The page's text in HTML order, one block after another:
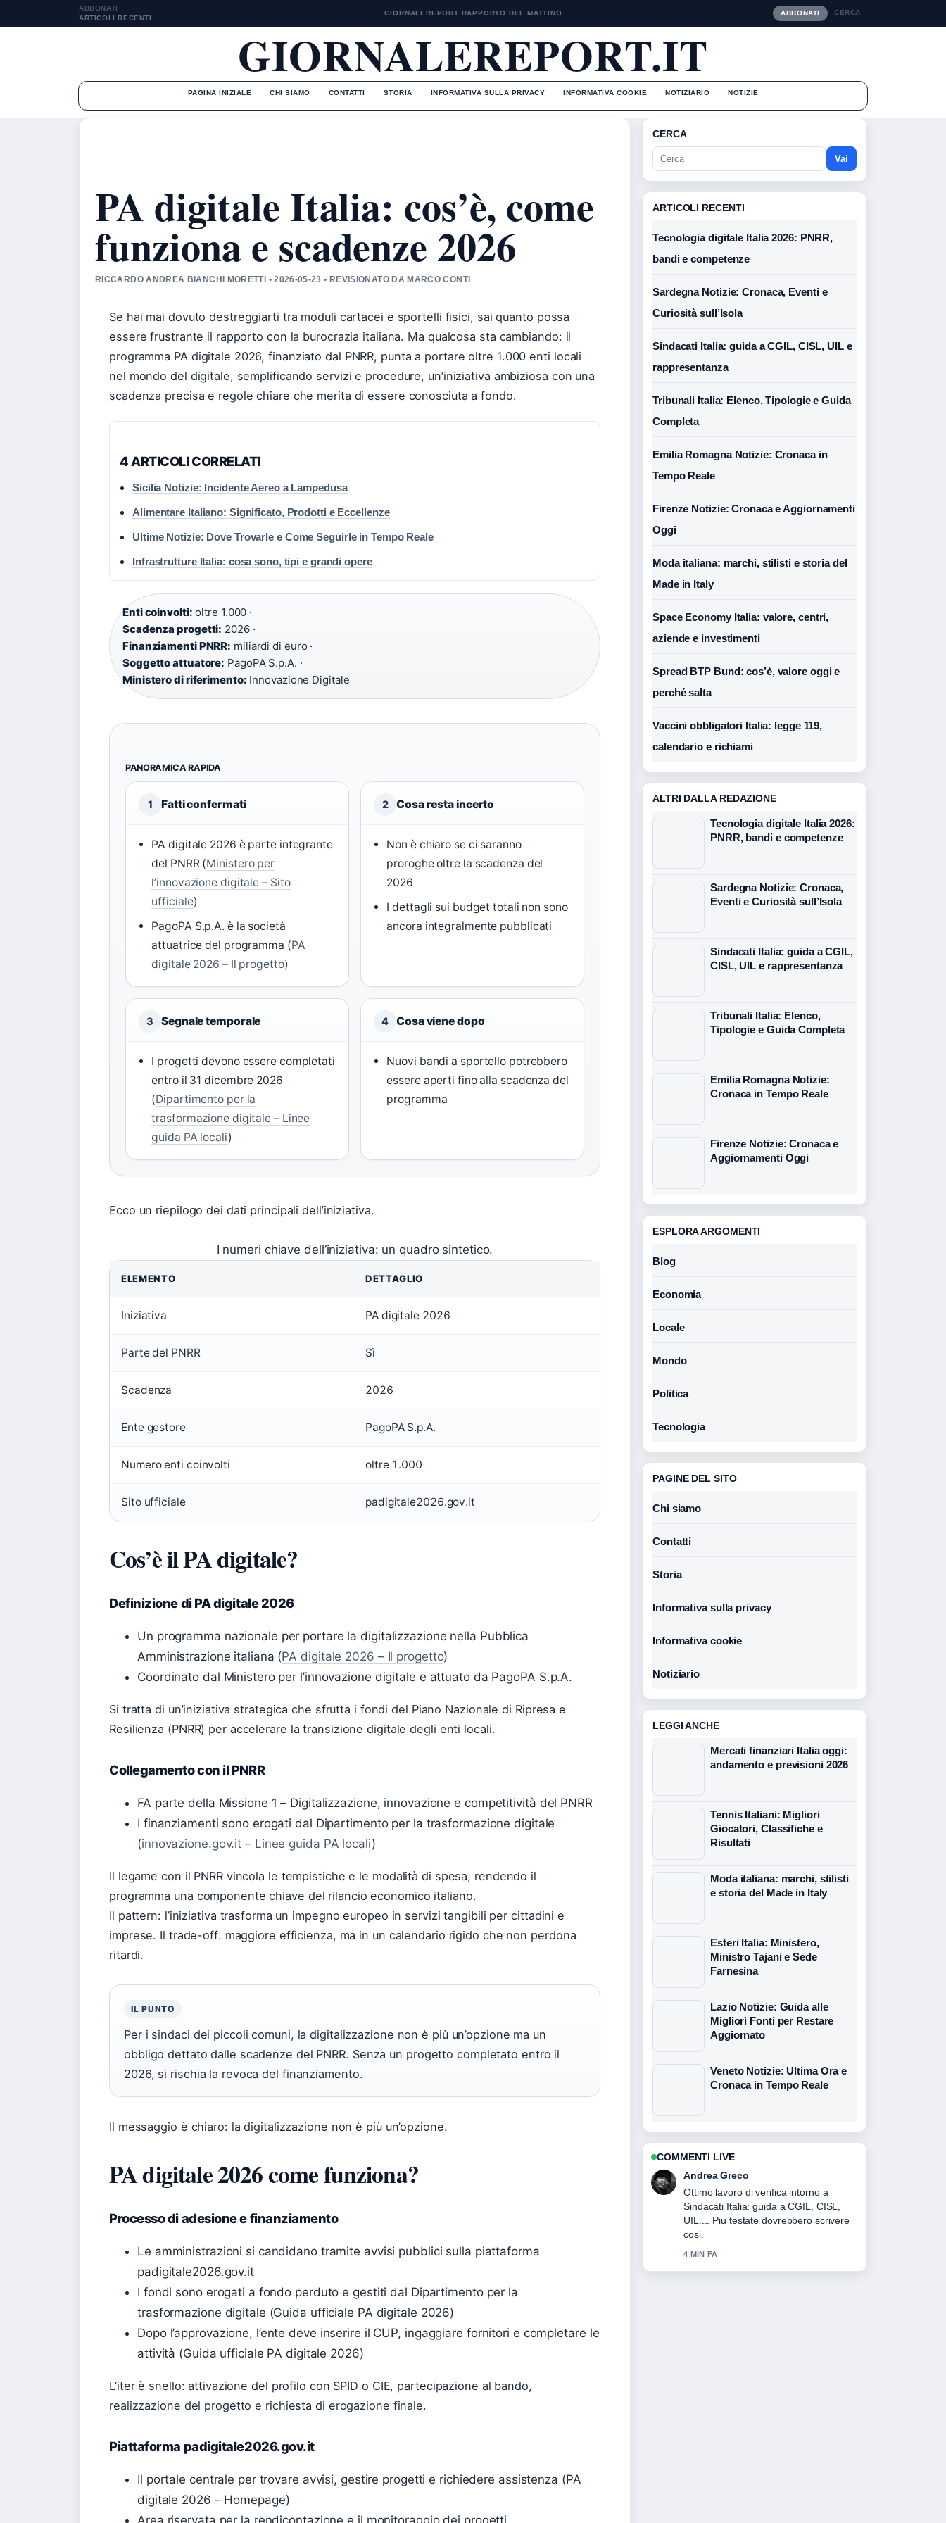
ABBONATI
ARTICOLI RECENTI
GIORNALEREPORT RAPPORTO DEL MATTINO ABBONATI CERCA
GIORNALEREPORT.IT
PAGINA INIZIALE CHI SIAMO CONTATTI STORIA INFORMATIVA SULLA PRIVACY INFORMATIVA COOKIE NOTIZIARIO NOTIZIE
PA digitale Italia: cos’è, come
funziona e scadenze 2026
RICCARDO ANDREA BIANCHI MORETTI • 2026-05-23 • REVISIONATO DA MARCO CONTI
Se hai mai dovuto destreggiarti tra moduli cartacei e sportelli fisici, sai quanto possa
essere frustrante il rapporto con la burocrazia italiana. Ma qualcosa sta cambiando: il
programma PA digitale 2026, finanziato dal PNRR, punta a portare oltre 1.000 enti locali
nel mondo del digitale, semplificando servizi e procedure, un’iniziativa ambiziosa con una
scadenza precisa e regole chiare che merita di essere conosciuta a fondo.
4 ARTICOLI CORRELATI
Sicilia Notizie: Incidente Aereo a Lampedusa
Alimentare Italiano: Significato, Prodotti e Eccellenze
Ultime Notizie: Dove Trovarle e Come Seguirle in Tempo Reale
Infrastrutture Italia: cosa sono, tipi e grandi opere
Enti coinvolti: oltre 1.000 ·
Scadenza progetti: 2026 ·
Finanziamenti PNRR: miliardi di euro ·
Soggetto attuatore: PagoPA S.p.A. ·
Ministero di riferimento: Innovazione Digitale
PANORAMICA RAPIDA
1 Fatti confermati
PA digitale 2026 è parte integrante
del PNRR (Ministero per
l’innovazione digitale – Sito
ufficiale)
PagoPA S.p.A. è la società
attuatrice del programma (PA
digitale 2026 – Il progetto)
2 Cosa resta incerto
Non è chiaro se ci saranno
proroghe oltre la scadenza del
2026
I dettagli sui budget totali non sono
ancora integralmente pubblicati
3 Segnale temporale
I progetti devono essere completati
entro il 31 dicembre 2026
(Dipartimento per la
trasformazione digitale – Linee
guida PA locali)
4 Cosa viene dopo
Nuovi bandi a sportello potrebbero
essere aperti fino alla scadenza del
programma
Ecco un riepilogo dei dati principali dell’iniziativa.
I numeri chiave dell’iniziativa: un quadro sintetico.
ELEMENTO DETTAGLIO
Iniziativa PA digitale 2026
Parte del PNRR Sì
Scadenza 2026
Ente gestore PagoPA S.p.A.
Numero enti coinvolti oltre 1.000
Sito ufficiale padigitale2026.gov.it
Cos’è il PA digitale?
Definizione di PA digitale 2026
Un programma nazionale per portare la digitalizzazione nella Pubblica
Amministrazione italiana (PA digitale 2026 – Il progetto)
Coordinato dal Ministero per l’innovazione digitale e attuato da PagoPA S.p.A.
Si tratta di un’iniziativa strategica che sfrutta i fondi del Piano Nazionale di Ripresa e
Resilienza (PNRR) per accelerare la transizione digitale degli enti locali.
Collegamento con il PNRR
FA parte della Missione 1 – Digitalizzazione, innovazione e competitività del PNRR
I finanziamenti sono erogati dal Dipartimento per la trasformazione digitale
(innovazione.gov.it – Linee guida PA locali)
Il legame con il PNRR vincola le tempistiche e le modalità di spesa, rendendo il
programma una componente chiave del rilancio economico italiano.
Il pattern: l’iniziativa trasforma un impegno europeo in servizi tangibili per cittadini e
imprese. Il trade-off: maggiore efficienza, ma in un calendario rigido che non perdona
ritardi.
IL PUNTO
Per i sindaci dei piccoli comuni, la digitalizzazione non è più un’opzione ma un
obbligo dettato dalle scadenze del PNRR. Senza un progetto completato entro il
2026, si rischia la revoca del finanziamento.
Il messaggio è chiaro: la digitalizzazione non è più un’opzione.
PA digitale 2026 come funziona?
Processo di adesione e finanziamento
Le amministrazioni si candidano tramite avvisi pubblici sulla piattaforma
padigitale2026.gov.it
I fondi sono erogati a fondo perduto e gestiti dal Dipartimento per la
trasformazione digitale (Guida ufficiale PA digitale 2026)
Dopo l’approvazione, l’ente deve inserire il CUP, ingaggiare fornitori e completare le
attività (Guida ufficiale PA digitale 2026)
L’iter è snello: attivazione del profilo con SPID o CIE, partecipazione al bando,
realizzazione del progetto e richiesta di erogazione finale.
Piattaforma padigitale2026.gov.it
Il portale centrale per trovare avvisi, gestire progetti e richiedere assistenza (PA
digitale 2026 – Homepage)
Area riservata per la rendicontazione e il monitoraggio dei progetti
CERCA
Vai
ARTICOLI RECENTI
Tecnologia digitale Italia 2026: PNRR,
bandi e competenze
Sardegna Notizie: Cronaca, Eventi e
Curiosità sull’Isola
Sindacati Italia: guida a CGIL, CISL, UIL e
rappresentanza
Tribunali Italia: Elenco, Tipologie e Guida
Completa
Emilia Romagna Notizie: Cronaca in
Tempo Reale
Firenze Notizie: Cronaca e Aggiornamenti
Oggi
Moda italiana: marchi, stilisti e storia del
Made in Italy
Space Economy Italia: valore, centri,
aziende e investimenti
Spread BTP Bund: cos’è, valore oggi e
perché salta
Vaccini obbligatori Italia: legge 119,
calendario e richiami
ALTRI DALLA REDAZIONE
Tecnologia digitale Italia 2026:
PNRR, bandi e competenze
Sardegna Notizie: Cronaca,
Eventi e Curiosità sull’Isola
Sindacati Italia: guida a CGIL,
CISL, UIL e rappresentanza
Tribunali Italia: Elenco,
Tipologie e Guida Completa
Emilia Romagna Notizie:
Cronaca in Tempo Reale
Firenze Notizie: Cronaca e
Aggiornamenti Oggi
ESPLORA ARGOMENTI
Blog
Economia
Locale
Mondo
Politica
Tecnologia
PAGINE DEL SITO
Chi siamo
Contatti
Storia
Informativa sulla privacy
Informativa cookie
Notiziario
LEGGI ANCHE
Mercati finanziari Italia oggi:
andamento e previsioni 2026
Tennis Italiani: Migliori
Giocatori, Classifiche e
Risultati
Moda italiana: marchi, stilisti
e storia del Made in Italy
Esteri Italia: Ministero,
Ministro Tajani e Sede
Farnesina
Lazio Notizie: Guida alle
Migliori Fonti per Restare
Aggiornato
Veneto Notizie: Ultima Ora e
Cronaca in Tempo Reale
COMMENTI LIVE
Sara Moretti
Ottima analisi di Tecnologia digitale
Italia 2026: PNRR, bandi e.... E la
sintesi piu chiara che abbia visto oggi.
6 MIN FA